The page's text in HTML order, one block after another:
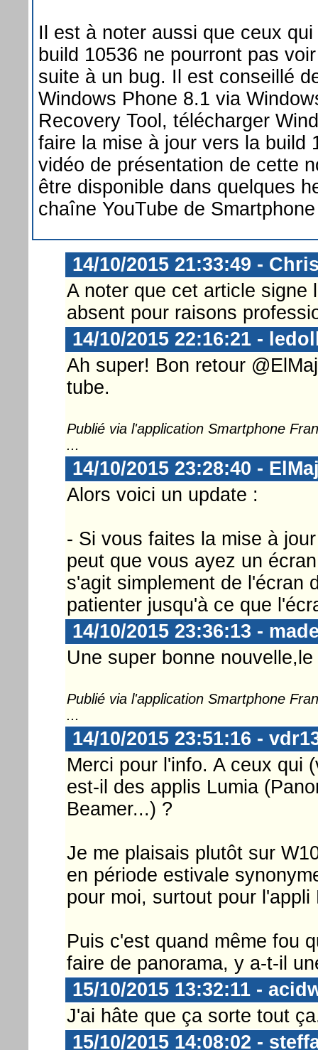
Il est à noter aussi que ceux
build 10536 ne pourront pas
suite à un bug. Il est conseillé
Windows Phone 8.1 via
Recovery Tool, télécharger
faire la mise à jour vers la build
vidéo de présentation de cette
être disponible dans quelques
chaîne YouTube de
14/10/2015 21:33:49 -
A noter que cet article signe
absent pour raisons
14/10/2015 22:16:21 -
Ah super! Bon retour
tube.
Publié via l'application Smartphone
...
14/10/2015 23:28:40 -
Alors voici un update :
- Si vous faites la mise à
peut que vous ayez un
s'agit simplement de l'écran
patienter jusqu'à ce que
14/10/2015 23:36:13 -
Une super bonne
Publié via l'application Smartphone
...
14/10/2015 23:51:16 -
Merci pour l'info. A ceux qui
est-il des applis Lumia
Beamer...) ?
Je me plaisais plutôt sur
en période estivale
pour moi, surtout pour l'appli
Puis c'est quand même fou
faire de panorama, y a-t-il
15/10/2015 13:32:11 -
J'ai hâte que ça sorte tout
15/10/2015 14:08:02 -